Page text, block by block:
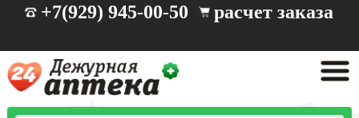
+7(929) 945-00-50 расчет заказа